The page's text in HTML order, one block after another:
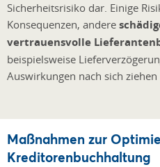
Sicherheitsrisiko dar. Einige
Konsequenzen, andere
vertrauensvolle
beispielsweise
Auswirkungen nach sich ziehen
Maßnahmen zur
Kreditorenbuchhaltung